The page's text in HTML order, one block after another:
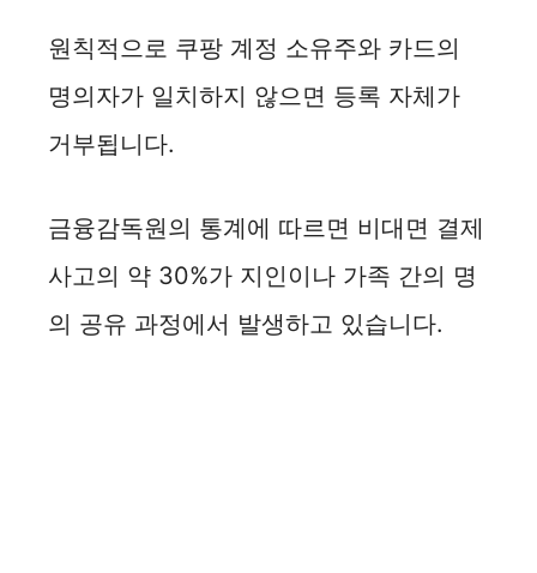
원칙적으로 쿠팡 계정 소유주와 카드의
명의자가 일치하지 않으면 등록 자체가
거부됩니다.
금융감독원의 통계에 따르면 비대면 결제
사고의 약 30%가 지인이나 가족 간의 명
의 공유 과정에서 발생하고 있습니다.